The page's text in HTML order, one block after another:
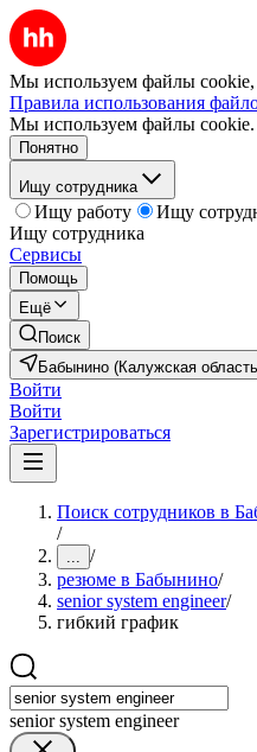
Мы используем файлы cookie,
Правила использования
Мы используем файлы cookie.
Понятно
Ищу сотрудника
Ищу работу
Ищу
Ищу сотрудника
Сервисы
Помощь
Ещё
Поиск
Бабынино (Калужская
Войти
Войти
Зарегистрироваться
Поиск сотрудников в
/
... /
резюме в Бабынино/
senior system engineer/
гибкий график
senior system engineer